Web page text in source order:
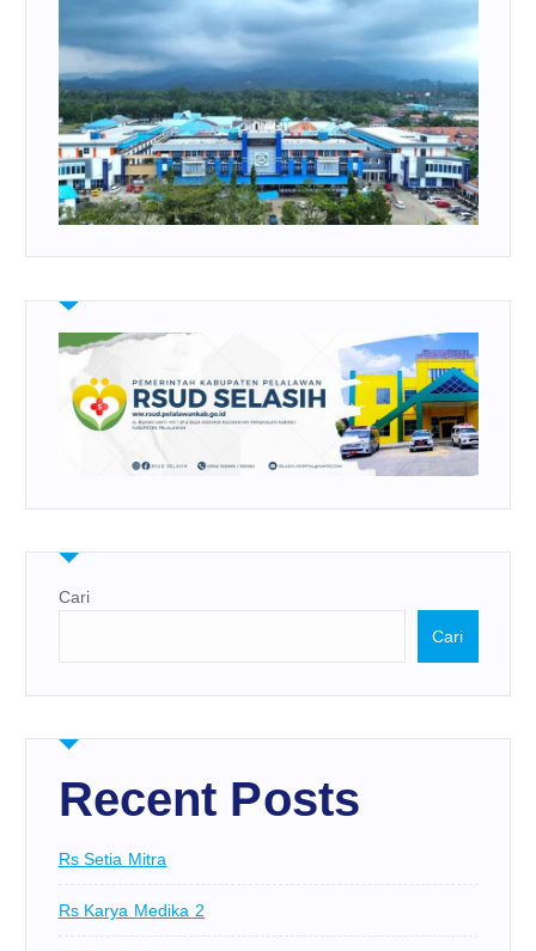
Cari
Cari
Recent Posts
Rs Setia Mitra
Rs Karya Medika 2